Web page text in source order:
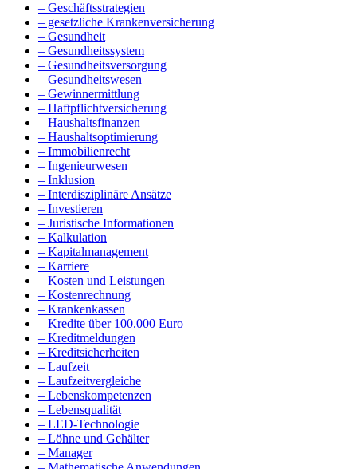
– Geschäftsstrategien
– gesetzliche Krankenversicherung
– Gesundheit
– Gesundheitssystem
– Gesundheitsversorgung
– Gesundheitswesen
– Gewinnermittlung
– Haftpflichtversicherung
– Haushaltsfinanzen
– Haushaltsoptimierung
– Immobilienrecht
– Ingenieurwesen
– Inklusion
– Interdisziplinäre Ansätze
– Investieren
– Juristische Informationen
– Kalkulation
– Kapitalmanagement
– Karriere
– Kosten und Leistungen
– Kostenrechnung
– Krankenkassen
– Kredite über 100.000 Euro
– Kreditmeldungen
– Kreditsicherheiten
– Laufzeit
– Laufzeitvergleiche
– Lebenskompetenzen
– Lebensqualität
– LED-Technologie
– Löhne und Gehälter
– Manager